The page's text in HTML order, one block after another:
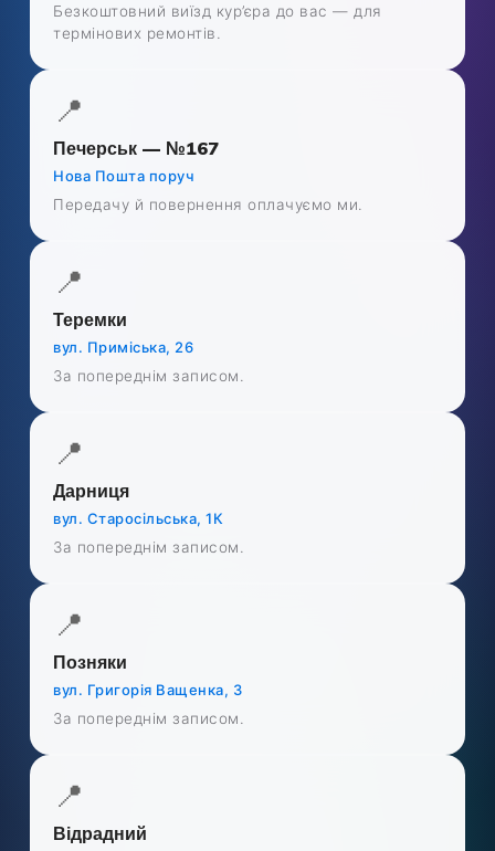
Безкоштовний виїзд кур’єра до вас — для
термінових ремонтів.
📍
Печерськ — №167
Нова Пошта поруч
Передачу й повернення оплачуємо ми.
📍
Теремки
вул. Приміська, 26
За попереднім записом.
📍
Дарниця
вул. Старосільська, 1К
За попереднім записом.
📍
Позняки
вул. Григорія Ващенка, 3
За попереднім записом.
📍
Відрадний